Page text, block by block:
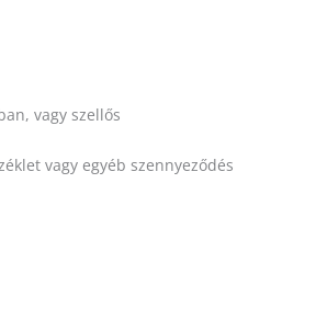
vagy szellős
vagy egyéb szennyeződés